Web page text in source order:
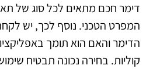
דימר חכם מתאים לכל סוג של
המפרט הטכני. נוסף לכך, יש
הדימר והאם הוא תומך
קוליות. בחירה נכונה תבטיח